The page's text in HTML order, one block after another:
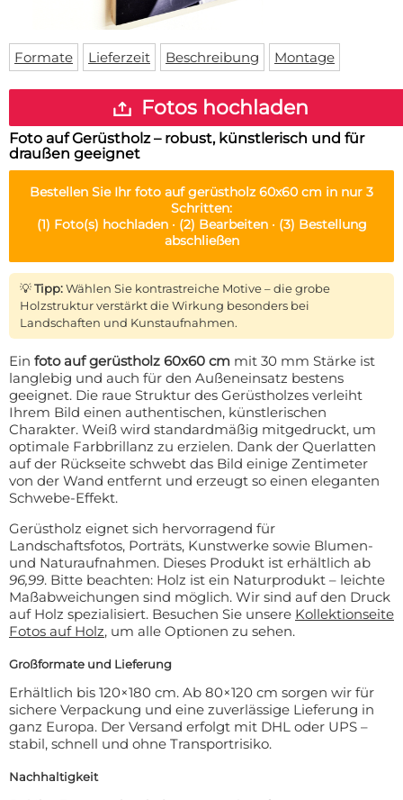
Custom skateboard deck
Lieferzeiten
Login
WhatsApp
Formate Lieferzeit Beschreibung Montage
Fotos hochladen
Foto auf Gerüstholz – robust, künstlerisch und für
draußen geeignet
Bestellen Sie Ihr foto auf gerüstholz 60x60 cm in nur 3
Schritten:
(1) Foto(s) hochladen · (2) Bearbeiten · (3) Bestellung
abschließen
💡Tipp:Wählen Sie kontrastreiche Motive – die grobe
Holzstruktur verstärkt die Wirkung besonders bei
Landschaften und Kunstaufnahmen.
Ein foto auf gerüstholz 60x60 cm mit 30 mm Stärke ist
langlebig und auch für den Außeneinsatz bestens
geeignet. Die raue Struktur des Gerüstholzes verleiht
Ihrem Bild einen authentischen, künstlerischen
Charakter. Weiß wird standardmäßig mitgedruckt, um
optimale Farbbrillanz zu erzielen. Dank der Querlatten
auf der Rückseite schwebt das Bild einige Zentimeter
von der Wand entfernt und erzeugt so einen eleganten
Schwebe-Effekt.
Gerüstholz eignet sich hervorragend für
Landschaftsfotos, Porträts, Kunstwerke sowie Blumen-
und Naturaufnahmen. Dieses Produkt ist erhältlich ab
96,99. Bitte beachten: Holz ist ein Naturprodukt – leichte
Maßabweichungen sind möglich. Wir sind auf den Druck
auf Holz spezialisiert. Besuchen Sie unsere Kollektionseite
Fotos auf Holz, um alle Optionen zu sehen.
Großformate und Lieferung
Erhältlich bis 120×180 cm. Ab 80×120 cm sorgen wir für
sichere Verpackung und eine zuverlässige Lieferung in
ganz Europa. Der Versand erfolgt mit DHL oder UPS –
stabil, schnell und ohne Transportrisiko.
Nachhaltigkeit